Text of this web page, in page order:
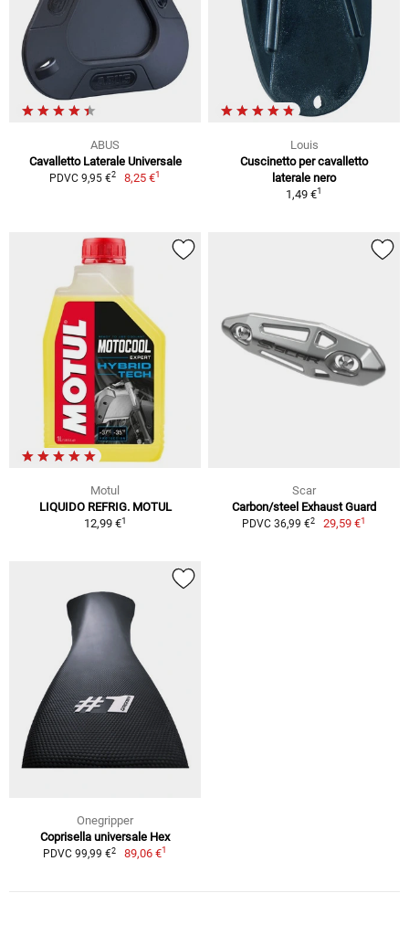
ABUS
Cavalletto Laterale Universale
PDVC 9,95 €2 8,25 €1
Louis
Cuscinetto per cavalletto
laterale nero
1,49 €1
Motul
LIQUIDO REFRIG. MOTUL
12,99 €1
Scar
Carbon/steel Exhaust Guard
PDVC 36,99 €2 29,59 €1
Onegripper
Coprisella universale Hex
PDVC 99,99 €2 89,06 €1